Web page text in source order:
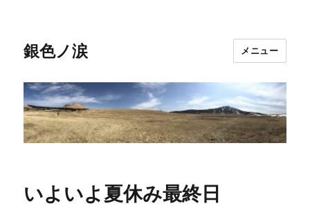
銀色ノ涙 メニュー
いよいよ夏休み最終日